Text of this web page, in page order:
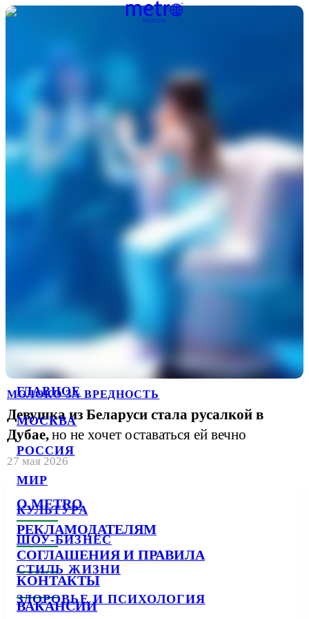
ГЛАВНОЕ
МОСКВА
РОССИЯ
МИР
КУЛЬТУРА
ШОУ-БИЗНЕС
СТИЛЬ ЖИЗНИ
ЗДОРОВЬЕ И ПСИХОЛОГИЯ
МОЛОКО ЗА ВРЕДНОСТЬ
Девушка из Беларуси стала русалкой в
Дубае,но не хочет оставаться ей вечно
27 мая 2026
О METRO
РЕКЛАМОДАТЕЛЯМ
СОГЛАШЕНИЯ И ПРАВИЛА
КОНТАКТЫ
ВАКАНСИИ